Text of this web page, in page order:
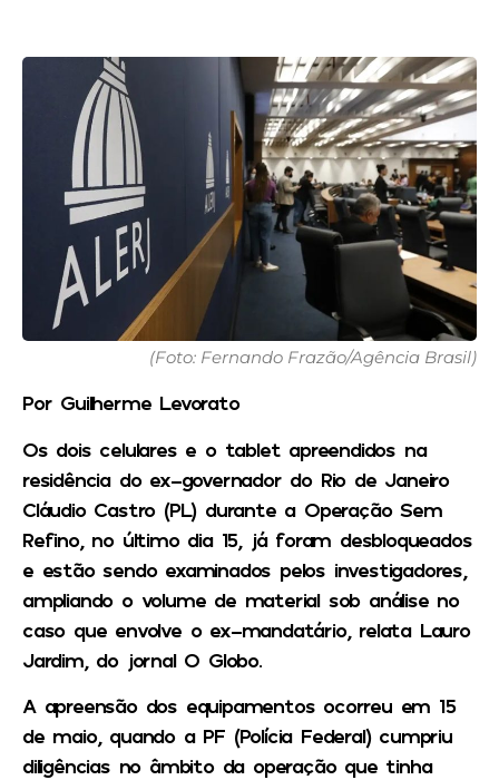
(Foto: Fernando Frazão/Agência Brasil)
Por Guilherme Levorato
Os dois celulares e o tablet apreendidos na
residência do ex-governador do Rio de Janeiro
Cláudio Castro (PL) durante a Operação Sem
Refino, no último dia 15, já foram desbloqueados
e estão sendo examinados pelos investigadores,
ampliando o volume de material sob análise no
caso que envolve o ex-mandatário, relata Lauro
Jardim, do jornal O Globo.
A apreensão dos equipamentos ocorreu em 15
de maio, quando a PF (Polícia Federal) cumpriu
diligências no âmbito da operação que tinha